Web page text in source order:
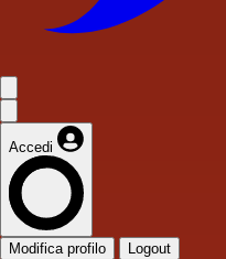
Accedi
Modifica profilo Logout